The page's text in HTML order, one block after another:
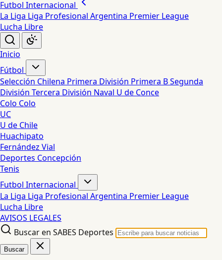
Futbol Internacional
La Liga Liga Profesional Argentina Premier League
Lucha Libre
Inicio
Fútbol
Selección Chilena Primera División Primera BSegunda
División Tercera División Naval U de Conce
Colo Colo
UC
U de Chile
Huachipato
Fernández Vial
Deportes Concepción
Tenis
Futbol Internacional
La Liga Liga Profesional Argentina Premier League
Lucha Libre
AVISOS LEGALES
Buscar en SABES Deportes
Buscar